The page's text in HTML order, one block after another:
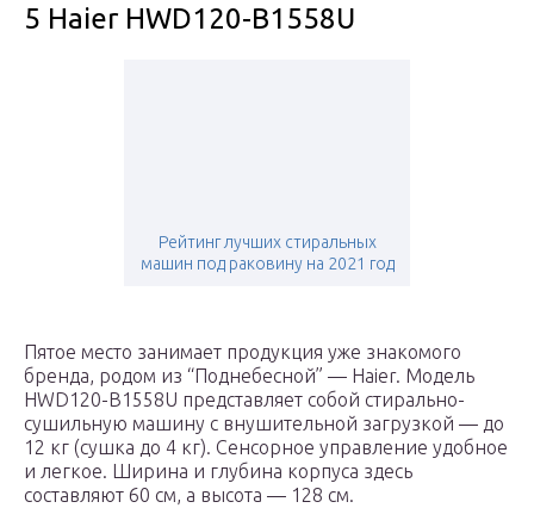
5 Haier HWD120-B1558U
Рейтинг лучших стиральных
машин под раковину на 2021 год
Пятое место занимает продукция уже знакомого
бренда, родом из “Поднебесной” — Haier. Модель
HWD120-B1558U представляет собой стирально-
сушильную машину с внушительной загрузкой — до
12 кг (сушка до 4 кг). Сенсорное управление удобное
и легкое. Ширина и глубина корпуса здесь
составляют 60 см, а высота — 128 см.